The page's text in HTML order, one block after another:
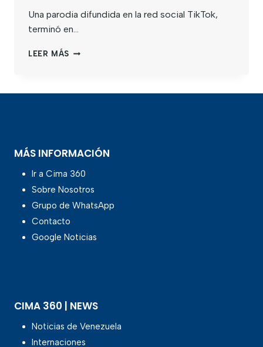
Una parodia difundida en la red social TikTok,
terminó en…
LEER MÁS
MÁS INFORMACIÓN
Ir a Cima 360
Sobre Nosotros
Grupo de WhatsApp
Contacto
Google Noticias
CIMA 360 | NEWS
Noticias de Venezuela
Internaciones